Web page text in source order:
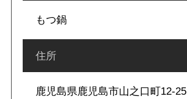
もつ鍋
住所
鹿児島県鹿児島市山之口町12-25